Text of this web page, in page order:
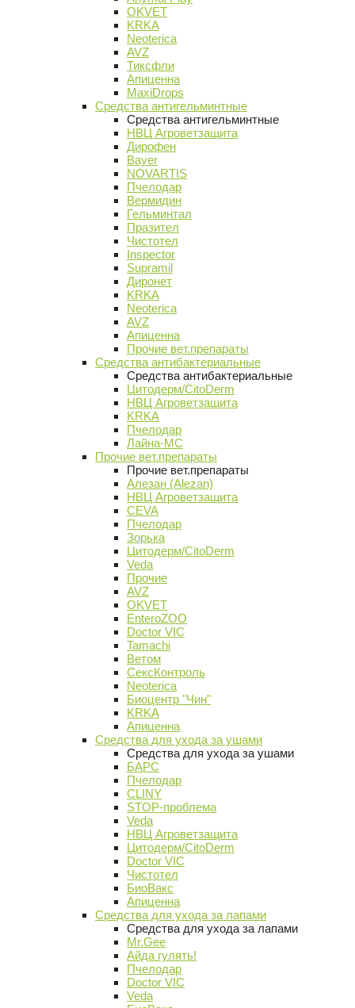
OKVET
KRKA
Neoterica
AVZ
Тиксфли
Апиценна
MaxiDrops
Средства антигельминтные
Средства антигельминтные
НВЦ Агроветзащита
Дирофен
Bayer
NOVARTIS
Пчелодар
Вермидин
Гельминтал
Празител
Чистотел
Inspector
Supramil
Диронет
KRKA
Neoterica
AVZ
Апиценна
Прочие вет.препараты
Средства антибактериальные
Средства антибактериальные
Цитодерм/CitoDerm
НВЦ Агроветзащита
KRKA
Пчелодар
Лайна-МС
Прочие вет.препараты
Прочие вет.препараты
Алезан (Alezan)
НВЦ Агроветзащита
CEVA
Пчелодар
Зорька
Цитодерм/CitoDerm
Veda
Прочие
AVZ
OKVET
EnteroZOO
Doctor VIC
Tamachi
Ветом
СексКонтроль
Neoterica
Биоцентр "Чин"
KRKA
Апиценна
Средства для ухода за ушами
Средства для ухода за ушами
БАРС
Пчелодар
CLINY
STOP-проблема
Veda
НВЦ Агроветзащита
Цитодерм/CitoDerm
Doctor VIC
Чистотел
БиоВакс
Апиценна
Средства для ухода за лапами
Средства для ухода за лапами
Mr.Gee
Айда гулять!
Пчелодар
Doctor VIC
Veda